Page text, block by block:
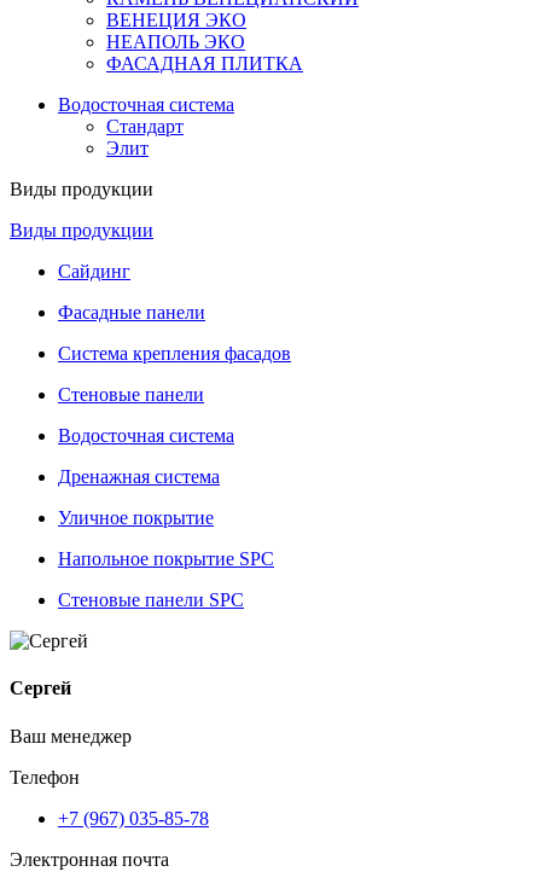
ВЕНЕЦИЯ ЭКО
НЕАПОЛЬ ЭКО
ФАСАДНАЯ ПЛИТКА
Водосточная система
Стандарт
Элит
Виды продукции
Виды продукции
Сайдинг
Фасадные панели
Система крепления фасадов
Стеновые панели
Водосточная система
Дренажная система
Уличное покрытие
Напольное покрытие SPC
Стеновые панели SPC
Сергей
Ваш менеджер
Телефон
+7 (967) 035-85-78
Электронная почта